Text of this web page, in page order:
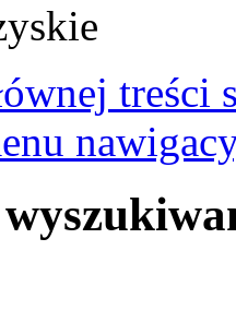
treści